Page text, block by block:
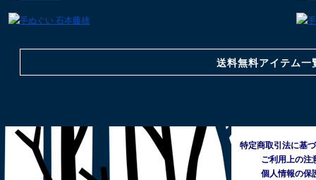
送料無料アイテム一
特定商取引法に基
ご利用上の注
個人情報の保